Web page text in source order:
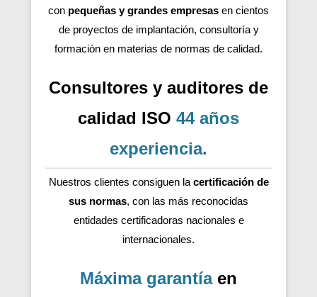
con pequeñas y grandes empresas en cientos
de proyectos de implantación, consultoría y
formación en materias de normas de calidad.
Consultores y auditores de
calidad ISO 44 años
experiencia.
Nuestros clientes consiguen la certificación de
sus normas, con las más reconocidas
entidades certificadoras nacionales e
internacionales.
Máxima garantíaen